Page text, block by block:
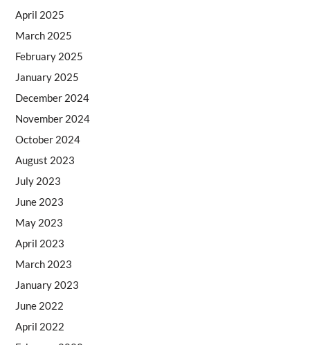
April 2025
March 2025
February 2025
January 2025
December 2024
November 2024
October 2024
August 2023
July 2023
June 2023
May 2023
April 2023
March 2023
January 2023
June 2022
April 2022